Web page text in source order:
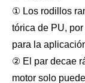
① Los rodillos
tórica de PU,
para la
② El par decae
motor solo